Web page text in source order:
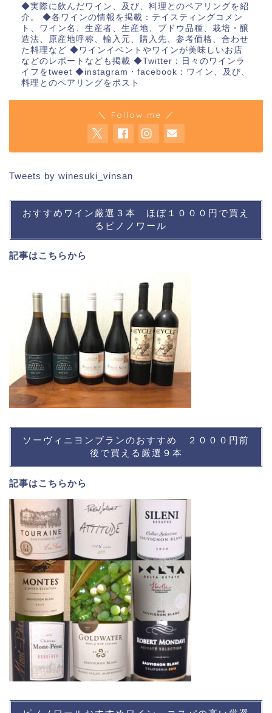
◆実際に飲んだワイン、及び、料理とのペアリングを紹
介。 ◆各ワインの情報を掲載：テイスティングコメン
ト、ワイン名、生産者、生産地、ブドウ品種、栽培・醸
造法、原産地呼称、輸入元、購入先、参考価格、合わせ
た料理など ◆ワインイベントやワインが美味しいお店
などのレポートなども掲載 ◆Twitter：日々のワインラ
イフをtweet ◆instagram・facebook：ワイン、及び、
料理とのペアリングをポスト
＼ Follow me ／
Tweets by winesuki_vinsan
おすすめワイン厳選３本 ほぼ１０００円で買え
るピノノワール
記事はこちらから
ソーヴィニヨンブランのおすすめ ２０００円前
後で買える厳選９本
記事はこちらから